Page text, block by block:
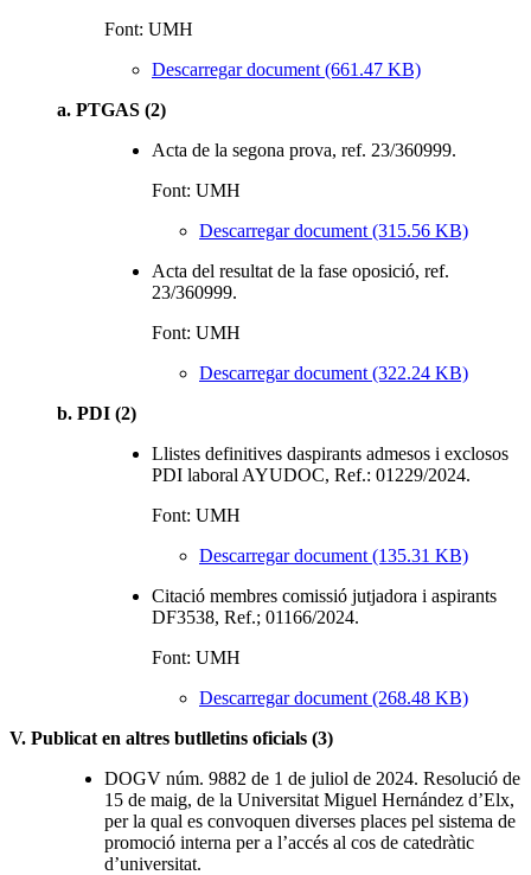
Font: UMH
Descarregar document (661.47 KB)
a. PTGAS (2)
Acta de la segona prova, ref. 23/360999.
Font: UMH
Descarregar document (315.56 KB)
Acta del resultat de la fase oposició, ref.
23/360999.
Font: UMH
Descarregar document (322.24 KB)
b. PDI (2)
Llistes definitives daspirants admesos i exclosos
PDI laboral AYUDOC, Ref.: 01229/2024.
Font: UMH
Descarregar document (135.31 KB)
Citació membres comissió jutjadora i aspirants
DF3538, Ref.; 01166/2024.
Font: UMH
Descarregar document (268.48 KB)
V. Publicat en altres butlletins oficials (3)
DOGV núm. 9882 de 1 de juliol de 2024. Resolució de
15 de maig, de la Universitat Miguel Hernández d’Elx,
per la qual es convoquen diverses places pel sistema de
promoció interna per a l’accés al cos de catedràtic
d’universitat.